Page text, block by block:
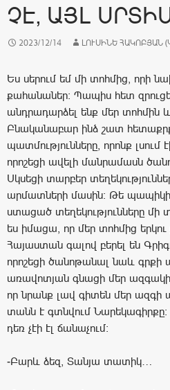
ՉԷ, ԱՅԼ
2023/12/14 ԼՈՒՍԻՆԵ ՀԱԿՈԲՅԱՆ
Ես սերում եմ մի տոհմից, որի
քահանաներ: Պապիս հետ
անդրադարձել ենք մեր տոհմին
Բնականաբար ինձ շատ
պատմությունները, որոնք
որոշեցի ավելի մանրամասն
Սկսեցի տարբեր
արմատների մասին: Թե
ստացած տեղեկությունները մի
ես իմացա, որ մեր տոհմից
Հայաստան գալով բերել են
որոշեցի ծանոթանալ նաև գրքի
առավոտյան գնացի մեր
որ նրանք լավ գիտեն մեր ազգի
տանն է գտնվում
դեռ չէի էլ ճանաչում:
-Բարև ձեզ, Տանյա տատիկ…